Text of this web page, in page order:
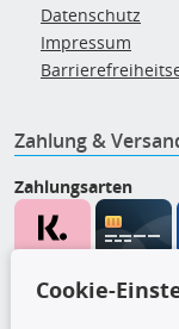
Datenschutz
Impressum
Zahlung &
Zahlungsarten
Cookie-